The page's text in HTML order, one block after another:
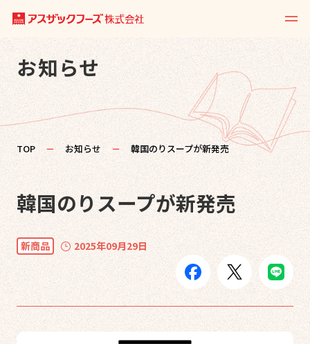
お知らせ
TOP － お知らせ － 韓国のりスープが新発売
韓国のりスープが新発売
2025年09月29日
新商品